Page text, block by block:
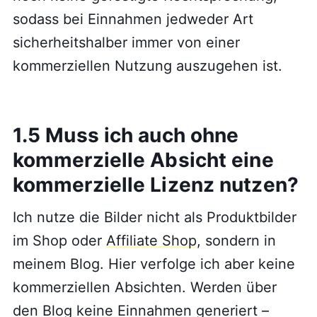
sodass bei Einnahmen jedweder Art
sicherheitshalber immer von einer
kommerziellen Nutzung auszugehen ist.
1.5 Muss ich auch ohne
kommerzielle Absicht eine
kommerzielle Lizenz nutzen?
Ich nutze die Bilder nicht als Produktbilder
im Shop oder Affiliate Shop, sondern in
meinem Blog. Hier verfolge ich aber keine
kommerziellen Absichten. Werden über
den Blog keine Einnahmen generiert –